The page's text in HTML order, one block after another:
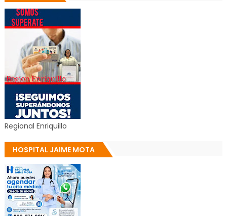
Regional Enriquillo
HOSPITAL JAIME MOTA